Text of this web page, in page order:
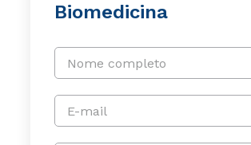
Biomedicina
Nome completo
E-mail